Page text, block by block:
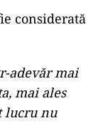
considerată
adevăr mai
mai ales
lucru nu